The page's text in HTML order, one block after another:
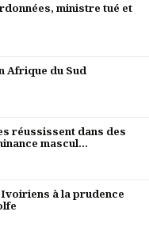
ministre tué et
Afrique du Sud
réussissent dans des
mascul...
à la prudence